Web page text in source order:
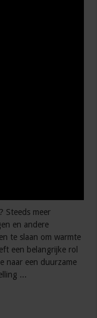
Steeds meer
en andere
te slaan om warmte
een belangrijke rol
naar een duurzame
...